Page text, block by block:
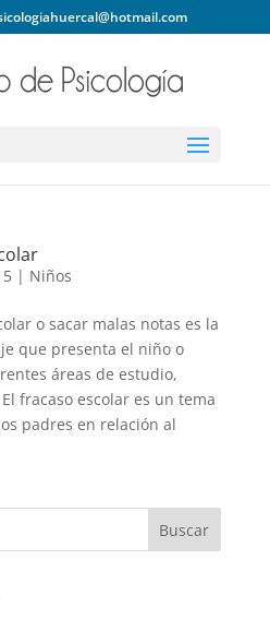
| Niños
o sacar malas notas es la
que presenta el niño o
áreas de estudio,
fracaso escolar es un tema
padres en relación al